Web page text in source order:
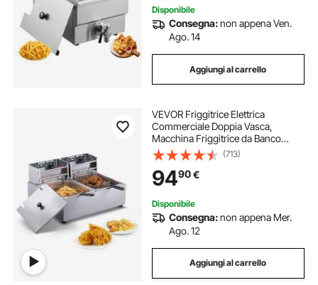
Disponibile
Consegna:non appena Ven.
Ago. 14
Aggiungi al carrello
VEVOR Friggitrice Elettrica
Commerciale Doppia Vasca,
Macchina Friggitrice da Banco
Capacità da 12 Litri con Doppio
Cestello Rimovibile, Friggitrice
Doppia in Acciaio Inox 5000 W da
Cucina Hotel
(713)
9490€
Disponibile
Consegna:non appena Mer.
Ago. 12
Aggiungi al carrello